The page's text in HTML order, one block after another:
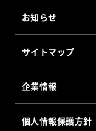
お知らせ
サイトマップ
企業情報
個人情報保護方針